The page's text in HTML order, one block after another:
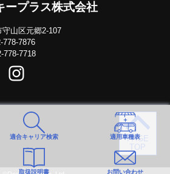
ープラス株式会社
守山区元郷2-107
778-7876
778-7718
適合キャリア検索 適用車種表
取扱説明書 お問い合わせ